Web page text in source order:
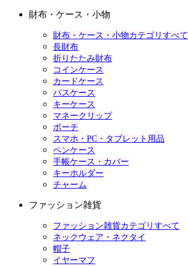
財布・ケース・小物
財布・ケース・小物カテゴリすべて
長財布
折りたたみ財布
コインケース
カードケース
パスケース
キーケース
マネークリップ
ポーチ
スマホ・PC・タブレット用品
ペンケース
手帳ケース・カバー
キーホルダー
チャーム
ファッション雑貨
ファッション雑貨カテゴリすべて
ネックウェア・ネクタイ
帽子
イヤーマフ